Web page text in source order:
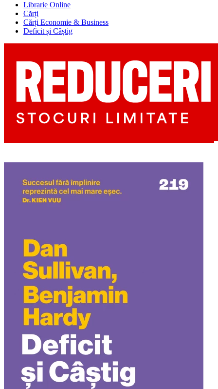
Librarie Online
Cărți
Cărți Economie & Business
Deficit și Câștig